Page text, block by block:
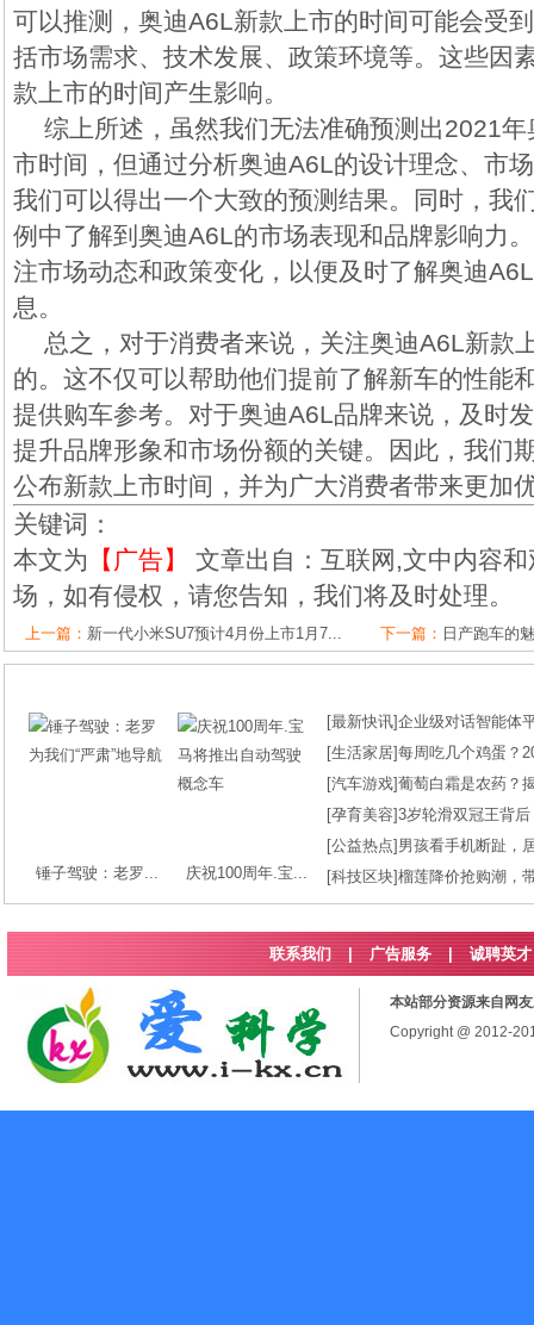
可以推测，奥迪A6L新款上市的时间可能会受
括市场需求、技术发展、政策环境等。这些因
款上市的时间产生影响。
综上所述，虽然我们无法准确预测出2021
市时间，但通过分析奥迪A6L的设计理念、市
我们可以得出一个大致的预测结果。同时，我
例中了解到奥迪A6L的市场表现和品牌影响力
注市场动态和政策变化，以便及时了解奥迪
息。
总之，对于消费者来说，关注奥迪A6L新款
的。这不仅可以帮助他们提前了解新车的性能
提供购车参考。对于奥迪A6L品牌来说，及时
提升品牌形象和市场份额的关键。因此，我们
公布新款上市时间，并为广大消费者带来更加
关键词：
本文为 【广告】
文章出自：互联网,文中内容
场，如有侵权，请您告知，我们将及时处理。
上一篇： 新一代小米SU7预计4月份上市1月7... 下一篇： 日产跑车的
锤子驾驶：老罗... 庆祝100周年.宝...
[最新快讯]企业级对话智能体
[生活家居]每周吃几个鸡蛋？
[汽车游戏]葡萄白霜是农药？
[孕育美容]3岁轮滑双冠王背
[公益热点] 男孩看手机断趾，
[科技区块]榴莲降价抢购潮，
联系我们 广告服务 | 诚聘英才
本站部分资源来自网
Copyright @ 2012-